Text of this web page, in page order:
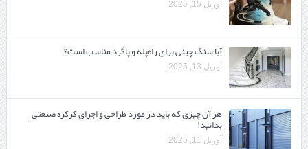
آوریل 15, 2025
آیا سنگ چینی برای راه‌پله و پاگرد مناسب است؟
آوریل 13, 2025
هر آن چیزی که باید در مورد طراحی و اجرای کرکره صنعتی
بدانید!
آوریل 11, 2025